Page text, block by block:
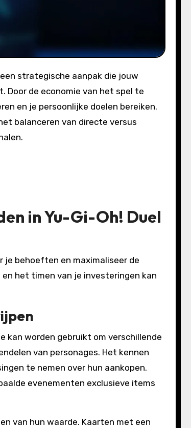
Door de economie van het spel te
en je persoonlijke doelen bereiken.
balanceren van directe versus
in Yu-Gi-Oh! Duel
je behoeften en maximaliseer de
het timen van je investeringen kan
kan worden gebruikt om verschillende
van personages. Het kennen
te nemen over hun aankopen.
evenementen exclusieve items
van hun waarde. Kaarten met een